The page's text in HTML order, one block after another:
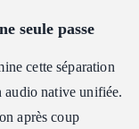
seule passe
cette séparation
audio native unifiée.
après coup